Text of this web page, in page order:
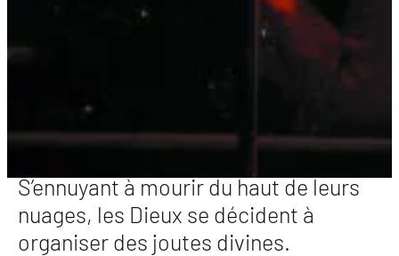
LE PENTATHLON
DES DIEUX
S’ennuyant à mourir du haut de leurs
nuages, les Dieux se décident à
organiser des joutes divines.